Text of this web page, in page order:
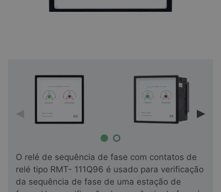
O relé de sequência de fase com contatos de
relé tipo RMT- 111Q96 é usado para verificação
da sequência de fase de uma estação de